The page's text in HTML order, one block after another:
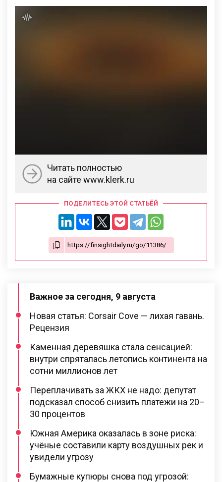
Читать полностью
на сайте www.klerk.ru
ПОДЕЛИТЕСЬ ЭТОЙ СТАТЬЁЙ
Важное за сегодня, 9 августа
Новая статья: Corsair Cove — лихая гавань.
Рецензия
Каменная деревяшка стала сенсацией:
внутри спряталась летопись континента на
сотни миллионов лет
Переплачивать за ЖКХ не надо: депутат
подсказал способ снизить платежи на 20–
30 процентов
Южная Америка оказалась в зоне риска:
учёные составили карту воздушных рек и
увидели угрозу
Бумажные купюры снова под угрозой: